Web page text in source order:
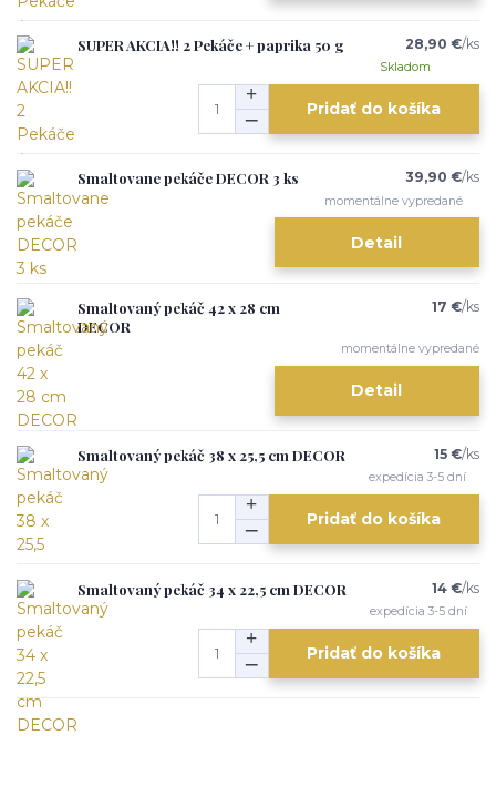
SUPER AKCIA!! 2 Pekáče + paprika 50 g 28,90 €/ks
Skladom
Pridať do košíka
Smaltovane pekáče DECOR 3 ks 39,90 €/ks
momentálne vypredané
Detail
Smaltovaný pekáč 42 x 28 cm
DECOR
17 €/ks
momentálne vypredané
Detail
Smaltovaný pekáč 38 x 25,5 cm DECOR 15 €/ks
expedícia 3-5 dní
Pridať do košíka
Smaltovaný pekáč 34 x 22,5 cm DECOR 14 €/ks
expedícia 3-5 dní
Pridať do košíka